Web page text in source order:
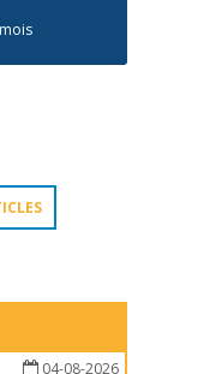
04-08-2026